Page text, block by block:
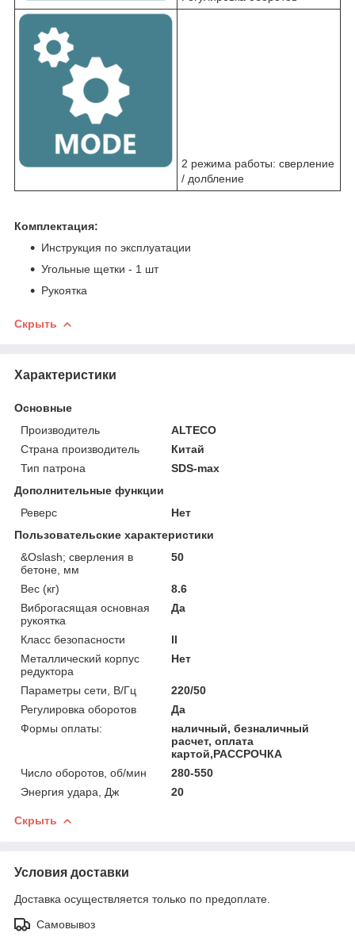
2 режима работы: сверление
/ долбление
Комплектация:
Инструкция по эксплуатации
Угольные щетки - 1 шт
Рукоятка
Скрыть
Характеристики
Основные
Производитель
ALTECO
Страна производитель
Китай
Тип патрона
SDS-max
Дополнительные функции
Реверс
Нет
Пользовательские характеристики
&Oslash; сверления в
бетоне, мм
50
Вес (кг)
8.6
Виброгасящая основная
рукоятка
Да
Класс безопасности
ll
Металлический корпус
редуктора
Нет
Параметры сети, В/Гц
220/50
Регулировка оборотов
Да
Формы оплаты:
наличный, безналичный
расчет, оплата
картой,РАССРОЧКА
Число оборотов, об/мин
280-550
Энергия удара, Дж
20
Скрыть
Условия доставки
Доставка осуществляется только по предоплате.
Самовывоз